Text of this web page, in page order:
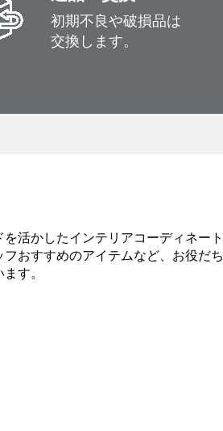
初期不良や破損品は
交換します。
を活かしたインテリアコーディネート
おすすめのアイテムなど、お役だち
す。